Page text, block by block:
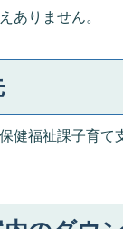
ありません。
健福祉課子育て